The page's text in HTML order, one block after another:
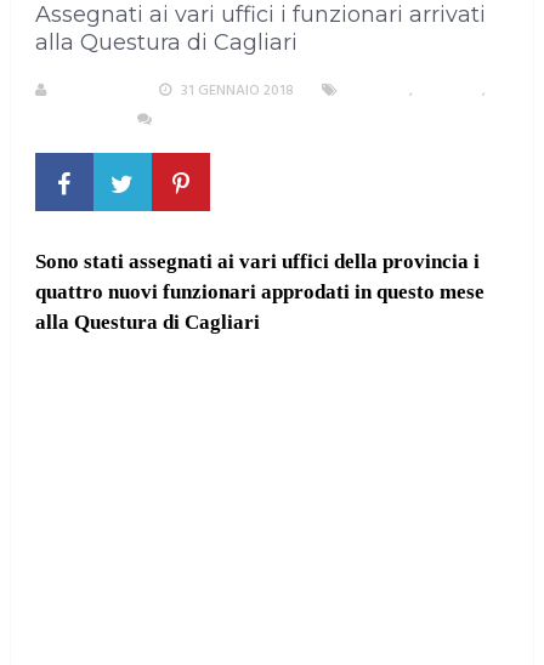
Assegnati ai vari uffici i funzionari arrivati
alla Questura di Cagliari
31 GENNAIO 2018 ,
,
Sono stati assegnati ai vari uffici della provincia i
quattro nuovi funzionari approdati in questo mese
alla Questura di Cagliari